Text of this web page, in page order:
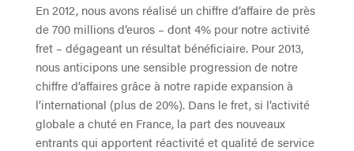
En 2012, nous avons réalisé un chiffre d’affaire de près
de 700 millions d’euros – dont 4% pour notre activité
fret – dégageant un résultat bénéficiaire. Pour 2013,
nous anticipons une sensible progression de notre
chiffre d’affaires grâce à notre rapide expansion à
l’international (plus de 20%). Dans le fret, si l’activité
globale a chuté en France, la part des nouveaux
entrants qui apportent réactivité et qualité de service